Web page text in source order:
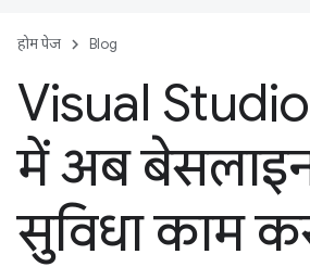
होम पेज Blog
Visual
में अब
सुविधा काम